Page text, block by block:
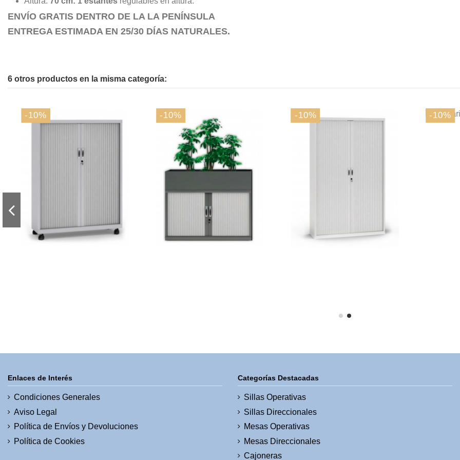
ENVÍO GRATIS DENTRO DE LA LA PENÍNSULA
ENTREGA ESTIMADA EN 25/30 DÍAS NATURALES.
6 otros productos en la misma categoría:
-10% -10% -10% -10%
Enlaces de Interés
Condiciones Generales
Aviso Legal
Política de Envíos y Devoluciones
Política de Cookies
Categorías Destacadas
Sillas Operativas
Sillas Direccionales
Mesas Operativas
Mesas Direccionales
Cajoneras